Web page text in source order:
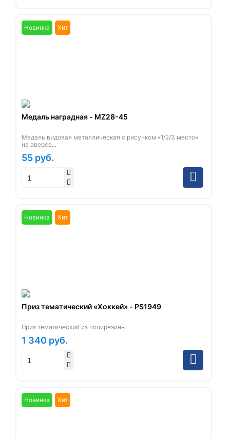
Новинка Хит
Медаль наградная - MZ28-45
Медаль видовая металлическая с рисунком «1/2/3 место»
на аверсе...
55 руб.
Новинка Хит
Приз тематический «Хоккей» - PS1949
Приз тематический из полирезины.
1 340 руб.
Новинка Хит